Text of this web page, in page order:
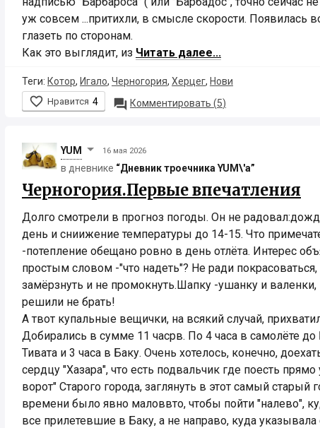
уж совсем ...притихли, в смысле скорости. Появилась
глазеть по сторонам.
Как это выглядит, из Читать далее...
Теги: Котор, Игало, Черногория, Херцег, Нови
 Нравится 4  Комментировать (5)
YUM 16 мая 2026
в дневнике “Дневник троечника YUM\'а”
Черногория.Первые впечатления
Долго смотрели в прогноз погоды. Он не
день и сниижение температуры до 14-15. Что
-потепление обещано ровно в день отлёта. Интерес
простым словом -"что надеть"? Не ради покрасоваться,
замёрзнуть и не промокнуть.Шапку -ушанку и
решили не брать!
А твот купальные вещички, на всякий случай,
Добирались в сумме 11 часрв. По 4 часа в самолёте до
Тивата и 3 часа в Баку. Очень хотелось, конечно,
сердцу "Хазара", что есть подвальчик где поесть
ворот" Старого города, заглянуть в этот самый старый
времени было явно маловвто, чтобы пойти "налево",
все прилетевшие в Баку, а не направо, куда указывала